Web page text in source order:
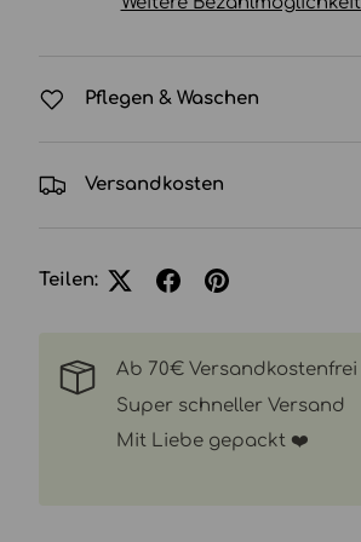
Pflegen & Waschen
Versandkosten
Teilen:
Ab 70€ Versandkostenfrei
Super schneller Versand
Mit Liebe gepackt ❤️